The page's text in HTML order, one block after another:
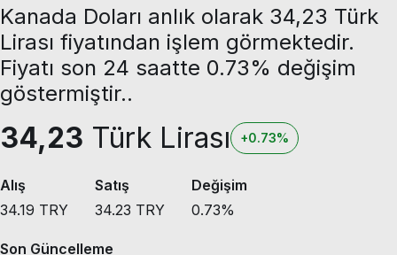
Kanada Doları anlık olarak 34,23 Türk
Lirası fiyatından işlem görmektedir.
Fiyatı son 24 saatte 0.73% değişim
göstermiştir..
34,23 Türk Lirası +0.73%
Alış
34.19 TRY
Satış
34.23 TRY
Değişim
0.73%
Son Güncelleme